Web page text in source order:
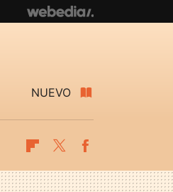
NUEVO
Flipboard
Twitter